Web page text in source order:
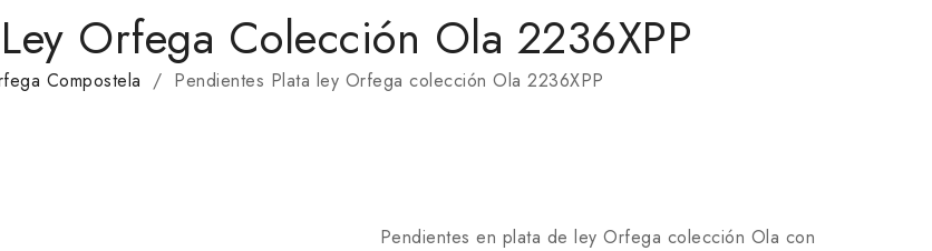
Orfega Colección Ola 2236XPP
Compostela Pendientes Plata ley Orfega colección Ola 2236XPP
Pendientes en plata de ley Orfega colección Ola con